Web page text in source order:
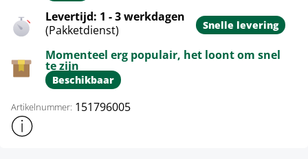
Levertijd: 1 - 3 werkdagen
(Pakketdienst)
Snelle levering
Momenteel erg populair, het loont om snel
te zijn
Beschikbaar
Artikelnummer: 151796005
Toon meer productinformatie